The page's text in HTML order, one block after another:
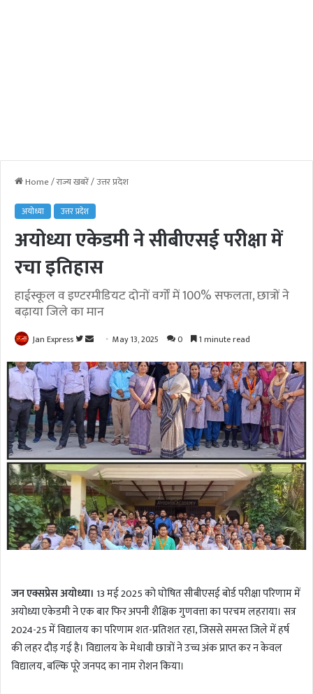
Home/राज्य खबरें/उत्तर प्रदेश
अयोध्या उत्तर प्रदेश
अयोध्या एकेडमी ने सीबीएसई परीक्षा में
रचा इतिहास
हाईस्कूल व इण्टरमीडियट दोनों वर्गों में 100% सफलता, छात्रों ने
बढ़ाया जिले का मान
Jan Express
F
l
l
o
w
o
n
T
w
i
t
t
n
d
a
n
e
m
a
i
l
May 13, 2025 0 1 minute read
जन एक्सप्रेस अयोध्या। 13 मई 2025 को घोषित सीबीएसई बोर्ड परीक्षा परिणाम में
अयोध्या एकेडमी ने एक बार फिर अपनी शैक्षिक गुणवत्ता का परचम लहराया। सत्र
2024-25 में विद्यालय का परिणाम शत-प्रतिशत रहा, जिससे समस्त जिले में हर्ष
की लहर दौड़ गई है। विद्यालय के मेधावी छात्रों ने उच्च अंक प्राप्त कर न केवल
विद्यालय, बल्कि पूरे जनपद का नाम रोशन किया।